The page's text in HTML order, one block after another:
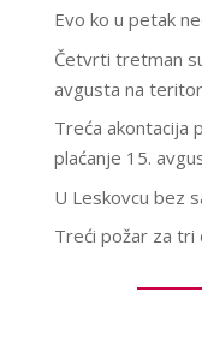
Evo ko u petak
Četvrti tretman
avgusta na
Treća akontacija
plaćanje 15.
U Leskovcu bez
Treći požar za tri